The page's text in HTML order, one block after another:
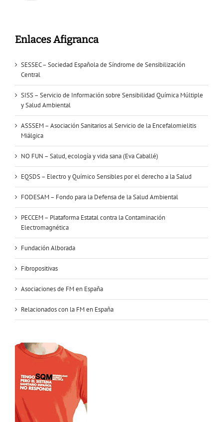
Enlaces Afigranca
SESSEC – Sociedad Española de Síndrome de Sensibilización
Central
SISS – Servicio de Información sobre Sensibilidad Química Múltiple
y Salud Ambiental
ASSSEM – Asociación Sanitarios al Servicio de la Encefalomielitis
Miálgica
NO FUN – Salud, ecología y vida sana (Eva Caballé)
EQSDS – Electro y Químico Sensibles por el derecho a la Salud
FODESAM – Fondo para la Defensa de la Salud Ambiental
PECCEM – Plataforma Estatal contra la Contaminación
Electromagnética
Fundación Alborada
Fibropositivas
Asociaciones de FM en España
Relacionados con la FM en España